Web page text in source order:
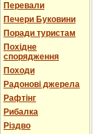
Перевали
Печери Буковини
Поради туристам
Похідне
спорядження
Походи
Радонові джерела
Рафтінг
Рибалка
Різдво